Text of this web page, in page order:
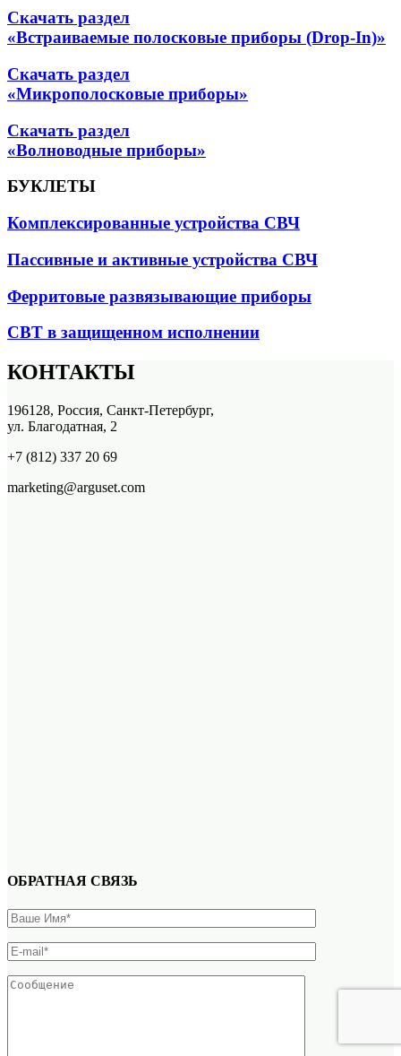
Скачать раздел
«Встраиваемые полосковые приборы (Drop-In)»
Скачать раздел
«Микрополосковые приборы»
Скачать раздел
«Волноводные приборы»
БУКЛЕТЫ
Комплексированные устройства СВЧ
Пассивные и активные устройства СВЧ
Ферритовые развязывающие приборы
СВТ в защищенном исполнении
КОНТАКТЫ
196128, Россия, Санкт-Петербург,
ул. Благодатная, 2
+7 (812) 337 20 69
marketing@arguset.com
ОБРАТНАЯ СВЯЗЬ